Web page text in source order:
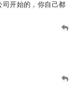
开始的，你自己都